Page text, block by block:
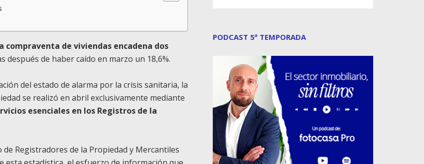
compraventa de viviendas encadena dos
después de haber caído en marzo un 18,6%.
del estado de alarma por la crisis sanitaria, la
se realizó en abril exclusivamente mediante
esenciales en los Registros de la
Registradores de la Propiedad y Mercantiles
PODCAST 5ª TEMPORADA